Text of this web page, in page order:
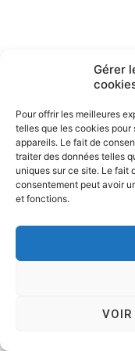
Gérer
Pour offrir les meilleures
telles que les cookies
appareils. Le fait de
traiter des données telles
uniques sur ce site. Le fait
consentement peut avoir
et fonctions.
VOIR
Copyright © 2026
direct, dessin
Theme:Cenoteby